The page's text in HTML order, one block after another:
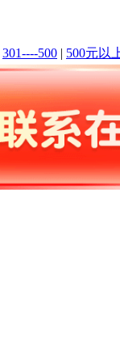
301----500 | 500元以